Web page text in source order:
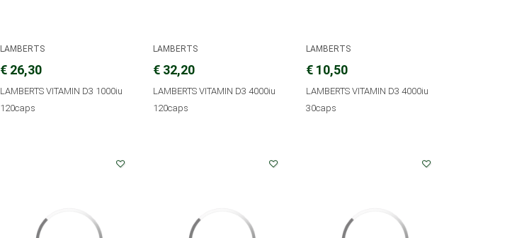
LAMBERTS
€ 26,30
LAMBERTS VITAMIN D3 1000iu
120caps
LAMBERTS
€ 32,20
LAMBERTS VITAMIN D3 4000iu
120caps
LAMBERTS
€ 10,50
LAMBERTS VITAMIN D3 4000iu
30caps